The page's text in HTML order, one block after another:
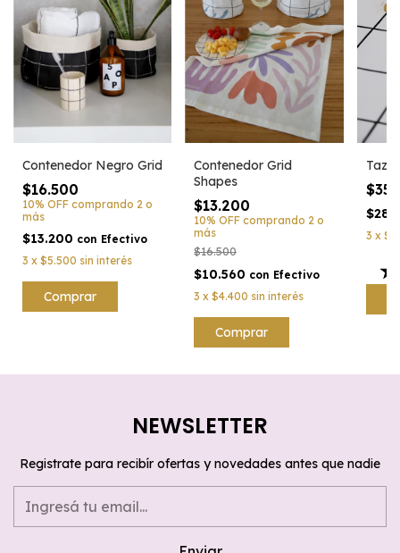
Contenedor Negro Grid
$16.500
10% OFF comprando 2 o
más
$13.200 con Efectivo
3 x $5.500 sin interés
Comprar
Contenedor Grid
Shapes
$13.200
10% OFF comprando 2 o
más
$16.500
$10.560 con Efectivo
3 x$4.400 sin interés
Comprar
Taza
3 x
NEWSLETTER
Registrate para recibír ofertas y novedades antes que nadie